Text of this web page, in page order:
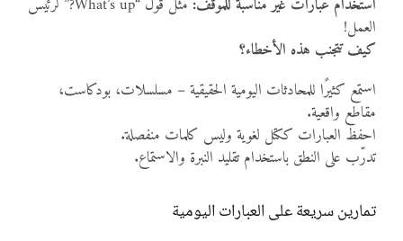
العمل!
كيف تتجنب هذه الأخطاء؟
استمع كثيرًا للمحادثات اليومية الحقيقية – مسلسلات، بودكاست،
مقاطع واقعية.
احفظ العبارات ككتل لغوية وليس كلمات منفصلة.
تدرّب على النطق باستخدام تقليد النبرة والاستماع.
تمارين سريعة على العبارات اليومية